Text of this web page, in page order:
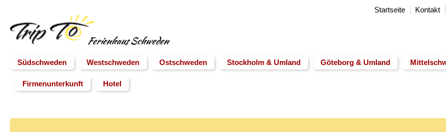
Ferienhaus Schweden
Südschweden Westschweden Ostschweden Stockholm & Umland Göteborg & Umland
Firmenunterkunft Hotel
Startseite Kontakt